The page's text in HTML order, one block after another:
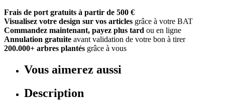
Frais de port gratuits à partir de 500 €
Visualisez votre design sur vos articles grâce à votre BAT
Commandez maintenant, payez plus tard ou en ligne
Annulation gratuite avant validation de votre bon à tirer
200.000+ arbres plantés grâce à vous
Vous aimerez aussi
Description